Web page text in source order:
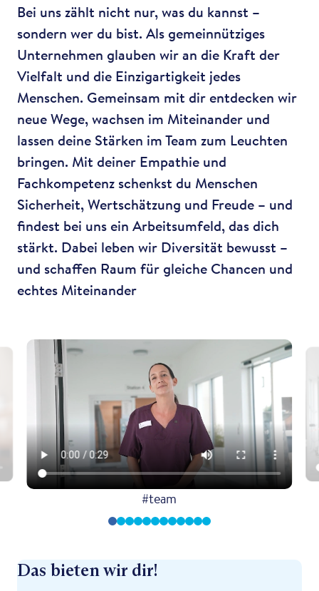
Bei uns zählt nicht nur, was du kannst –
sondern wer du bist. Als gemeinnütziges
Unternehmen glauben wir an die Kraft der
Vielfalt und die Einzigartigkeit jedes
Menschen. Gemeinsam mit dir entdecken wir
neue Wege, wachsen im Miteinander und
lassen deine Stärken im Team zum Leuchten
bringen. Mit deiner Empathie und
Fachkompetenz schenkst du Menschen
Sicherheit, Wertschätzung und Freude – und
findest bei uns ein Arbeitsumfeld, das dich
stärkt. Dabei leben wir Diversität bewusst –
und schaffen Raum für gleiche Chancen und
echtes Miteinander
#team
Das bieten wir dir!